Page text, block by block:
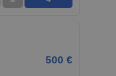
500 €